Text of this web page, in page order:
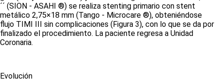
´´ (SION - ASAHI ®) se realiza stenting primario con stent
metálico 2,75×18 mm (Tango - Microcare ®), obteniéndose
flujo TIMI III sin complicaciones (Figura 3), con lo que se da por
finalizado el procedimiento. La paciente regresa a Unidad
Coronaria.
Evolución